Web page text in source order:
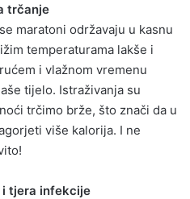
trčanje
maratoni održavaju u kasnu
temperaturama lakše i
i vlažnom vremenu
tijelo. Istraživanja su
trčimo brže, što znači da u
više kalorija. I ne
i tjera infekcije